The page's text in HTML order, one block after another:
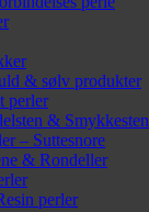
& sølv produkter
perler
& Smykkesten
– Suttesnore
& Rondeller
perler